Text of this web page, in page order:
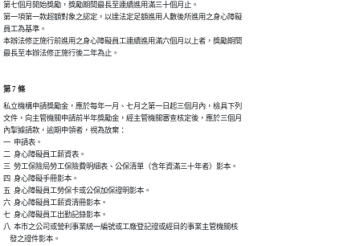
第七個月開始獎勵，獎勵期間最長至連續進用滿三十個月止。
第一項第一款超額對象之認定，以達法定足額進用人數後所進用之身心障礙
員工為基準。
本辦法修正施行前進用之身心障礙員工連續進用滿六個月以上者，獎勵期間
最長至本辦法修正施行後二年為止。
第 7 條
私立機構申請獎勵金，應於每年一月、七月之第一日起三個月內，檢具下列
文件，向主管機關申請前半年獎勵金，經主管機關審查核定後，應於三個月
內掣據請款，逾期申領者，視為放棄：
一  申請表。
二  身心障礙員工薪資表。
三  勞工保險局勞工保險費明細表、公保清單（含年資滿三十年者）影本。
四  身心障礙手冊影本。
五  身心障礙員工勞保卡或公保加保證明影本。
六  身心障礙員工薪資清冊影本。
七  身心障礙員工出勤記錄影本。
八  本市之公司或營利事業統一編號或工廠登記證或經目的事業主管機關核
    發之證件影本。